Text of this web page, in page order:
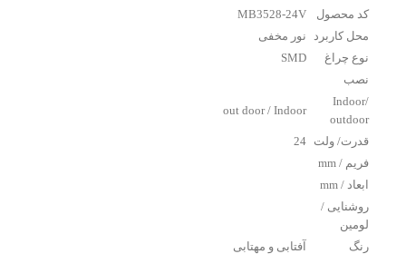
کد محصول
MB3528-24V
محل کاربرد
نور مخفی
نوع چراغ
SMD
نصب
Indoor/
outdoor
out door / Indoor
قدرت/ ولت 24
فریم / mm
ابعاد / mm
روشنایی /
لومین
رنگ
آفتابی و مهتابی